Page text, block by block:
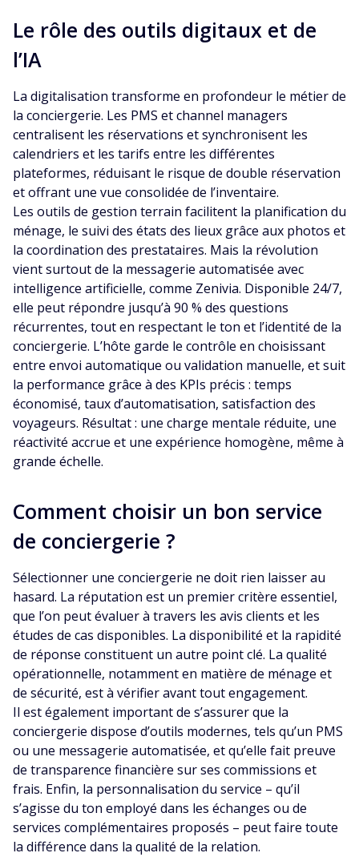
Le rôle des outils digitaux et de
l’IA
La digitalisation transforme en profondeur le métier de
la conciergerie. Les PMS et channel managers
centralisent les réservations et synchronisent les
calendriers et les tarifs entre les différentes
plateformes, réduisant le risque de double réservation
et offrant une vue consolidée de l’inventaire.
Les outils de gestion terrain facilitent la planification du
ménage, le suivi des états des lieux grâce aux photos et
la coordination des prestataires. Mais la révolution
vient surtout de la messagerie automatisée avec
intelligence artificielle, comme Zenivia. Disponible 24/7,
elle peut répondre jusqu’à 90 % des questions
récurrentes, tout en respectant le ton et l’identité de la
conciergerie. L’hôte garde le contrôle en choisissant
entre envoi automatique ou validation manuelle, et suit
la performance grâce à des KPIs précis : temps
économisé, taux d’automatisation, satisfaction des
voyageurs. Résultat : une charge mentale réduite, une
réactivité accrue et une expérience homogène, même à
grande échelle.
Comment choisir un bon service
de conciergerie ?
Sélectionner une conciergerie ne doit rien laisser au
hasard. La réputation est un premier critère essentiel,
que l’on peut évaluer à travers les avis clients et les
études de cas disponibles. La disponibilité et la rapidité
de réponse constituent un autre point clé. La qualité
opérationnelle, notamment en matière de ménage et
de sécurité, est à vérifier avant tout engagement.
Il est également important de s’assurer que la
conciergerie dispose d’outils modernes, tels qu’un PMS
ou une messagerie automatisée, et qu’elle fait preuve
de transparence financière sur ses commissions et
frais. Enfin, la personnalisation du service – qu’il
s’agisse du ton employé dans les échanges ou de
services complémentaires proposés – peut faire toute
la différence dans la qualité de la relation.